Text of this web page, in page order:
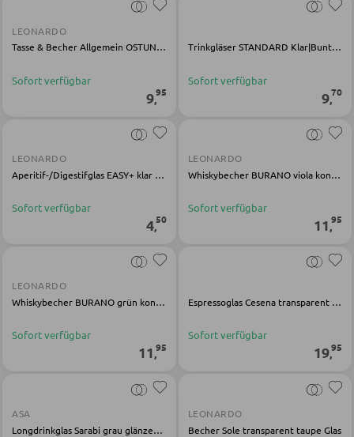
Schirmständer
Schuhschränke
Schuhkipper
KINDERMÖBEL
Kinderregale
Kinderschreibtische
Kinderzimmerleuchten
Kinderkommoden
Sonstige Kindermöbel
LEONARDO
Tasse & Becher Allgemein OSTUNI rot gemütlich
Sofort verfügbar
9,95
Trinkgläser STANDARD Klar|Bunt Kalk-Soda-Glas
Sofort verfügbar
970
LEONARDO
Aperitif-/Digestifglas EASY+ klar zylindrisch
Sofort verfügbar
4,50
LEONARDO
Whiskybecher BURANO viola konisch
Sofort verfügbar
11,95
LEONARDO
Whiskybecher BURANO grün konisch
Sofort verfügbar
11,95
Espressoglas Cesena transparent Glas
Sofort verfügbar
19,95
ASA
Longdrinkglas Sarabi grau glänzend Glas
LEONARDO
Becher Sole transparent taupe Glas